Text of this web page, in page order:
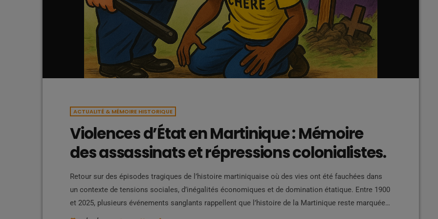
ACTUALITÉ & MÉMOIRE HISTORIQUE
Violences d’État en Martinique : Mémoire
des assassinats et répressions colonialistes.
Retour sur des épisodes tragiques de l’histoire martiniquaise où des vies ont été fauchées dans
un contexte de tensions sociales, d’inégalités économiques et de domination étatique. Entre 1900
et 2025, plusieurs événements sanglants rappellent que l’histoire de la Martinique reste marquée
par des conflits sociaux étouffés par la force faisant partie de leur ADN. Contexte politique